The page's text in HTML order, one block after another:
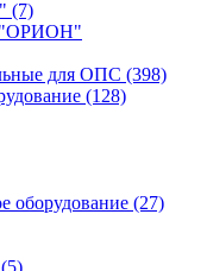
(7)
"ОРИОН"
для ОПС (398)
(128)
оборудование (27)
(5)